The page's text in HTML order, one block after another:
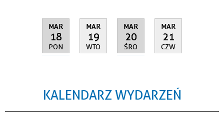
MAR
18
PON
MAR
19
WTO
MAR
20
ŚRO
MAR
21
CZW
KALENDARZ WYDARZEŃ